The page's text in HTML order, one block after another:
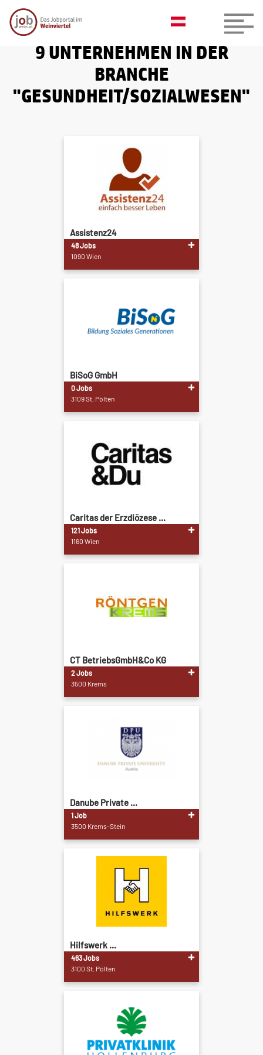
9 UNTERNEHMEN IN DER
BRANCHE
"GESUNDHEIT/SOZIALWESEN"
Assistenz24
48 Jobs
1090 Wien
BiSoG GmbH
0 Jobs
3109 St. Pölten
Caritas der Erzdiözese ...
121 Jobs
1160 Wien
CT BetriebsGmbH&Co KG
2 Jobs
3500 Krems
Danube Private ...
1 Job
3500 Krems-Stein
Hilfswerk ...
463 Jobs
3100 St. Pölten